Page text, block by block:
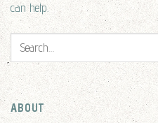
can help.
ABOUT